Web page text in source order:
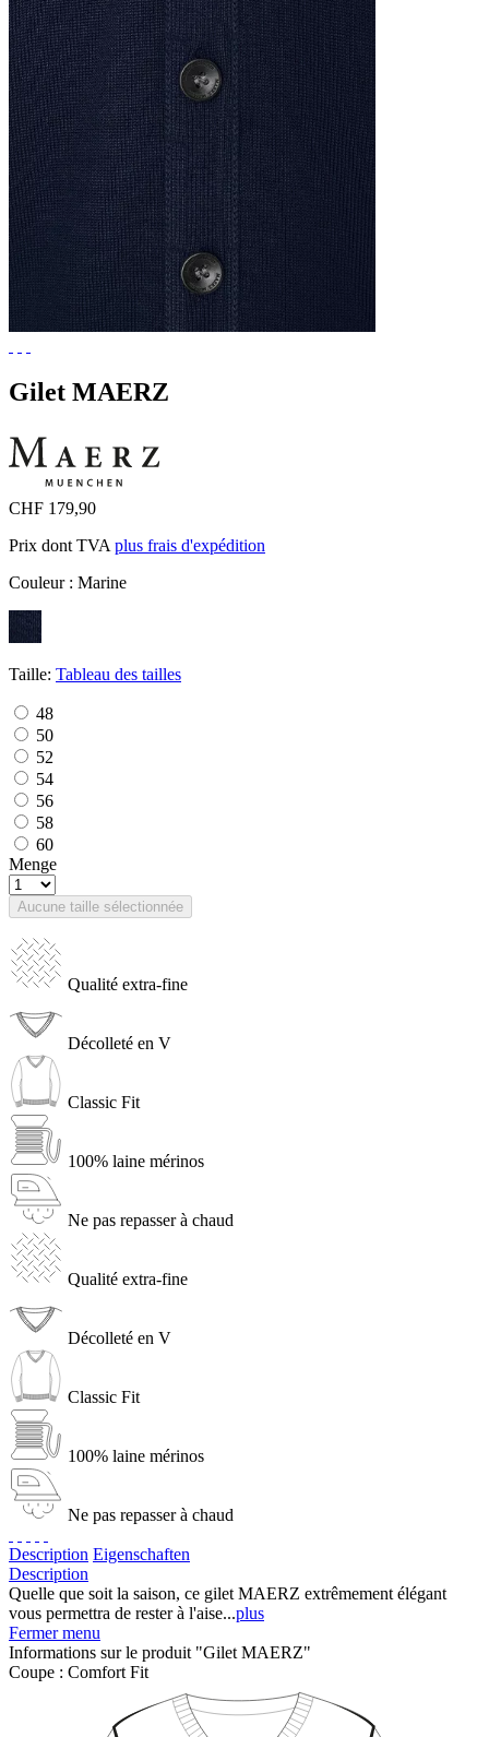
Gilet MAERZ
CHF 179,90
Prix dont TVA plus frais d'expédition
Couleur : Marine
Taille: Tableau des tailles
48
50
52
54
56
58
60
Menge
Aucune taille sélectionnée
Qualité extra-fine
Décolleté en V
Classic Fit
100% laine mérinos
Ne pas repasser à chaud
Qualité extra-fine
Décolleté en V
Classic Fit
100% laine mérinos
Ne pas repasser à chaud
Description Eigenschaften
Description
Quelle que soit la saison, ce gilet MAERZ extrêmement élégant
vous permettra de rester à l'aise...plus
Fermer menu
Informations sur le produit "Gilet MAERZ"
Coupe : Comfort Fit